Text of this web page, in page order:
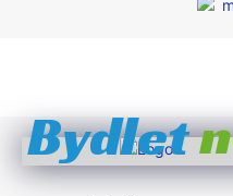
Bydlet